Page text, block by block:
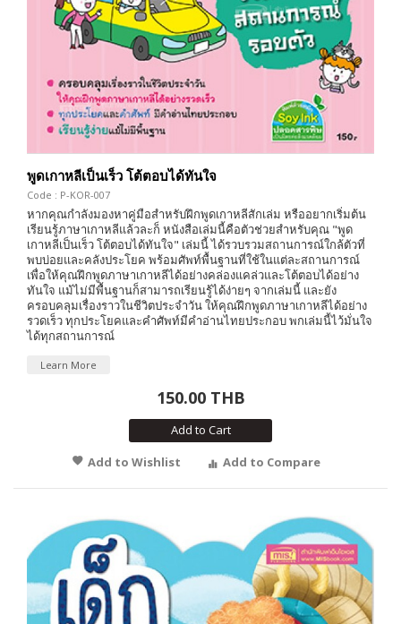
พูดเกาหลีเป็นเร็ว โต้ตอบได้ทันใจ
Code : P-KOR-007
หากคุณกำลังมองหาคู่มือสำหรับฝึกพูดเกาหลีสักเล่ม หรืออยากเริ่มต้น
เรียนรู้ภาษาเกาหลีแล้วละก็ หนังสือเล่มนี้คือตัวช่วยสำหรับคุณ "พูด
เกาหลีเป็นเร็ว โต้ตอบได้ทันใจ" เล่มนี้ ได้รวบรวมสถานการณ์ใกล้ตัวที่
พบบ่อยและคลังประโยค พร้อมศัพท์พื้นฐานที่ใช้ในแต่ละสถานการณ์
เพื่อให้คุณฝึกพูดภาษาเกาหลีได้อย่างคล่องแคล่วและโต้ตอบได้อย่าง
ทันใจ แม้ไม่มีพื้นฐานก็สามารถเรียนรู้ได้ง่ายๆ จากเล่มนี้ และยัง
ครอบคลุมเรื่องราวในชีวิตประจำวัน ให้คุณฝึกพูดภาษาเกาหลีได้อย่าง
รวดเร็ว ทุกประโยคและคำศัพท์มีคำอ่านไทยประกอบ พกเล่มนี้ไว้มั่นใจ
ได้ทุกสถานการณ์
Learn More
150.00 THB
Add to Cart
Add to Wishlist
Add to Compare